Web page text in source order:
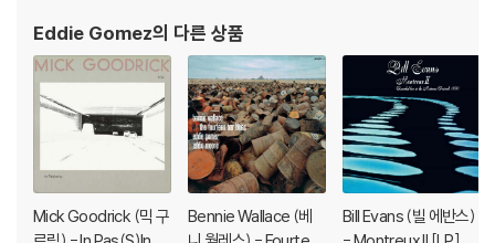
Eddie Gomez의 다른 상품
Mick Goodrick (믹 구
Bennie Wallace (베
Bill Evans (빌 에반스)